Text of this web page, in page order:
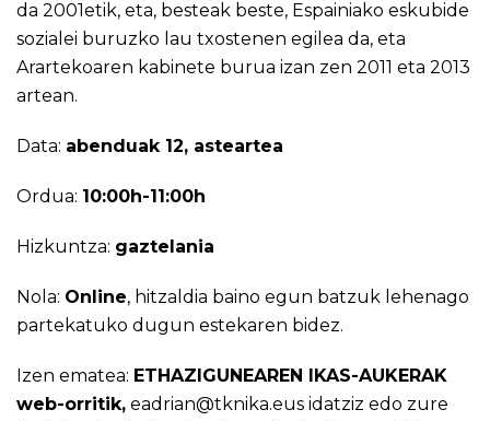
da 2001etik, eta, besteak beste, Espainiako eskubide
sozialei buruzko lau txostenen egilea da, eta
Arartekoaren kabinete burua izan zen 2011 eta 2013
artean.
Data: abenduak 12, asteartea
Ordua: 10:00h-11:00h
Hizkuntza: gaztelania
Nola: Online, hitzaldia baino egun batzuk lehenago
partekatuko dugun estekaren bidez.
Izen ematea: ETHAZIGUNEAREN IKAS-AUKERAK
web-orritik, eadrian@tknika.eus idatziz edo zure